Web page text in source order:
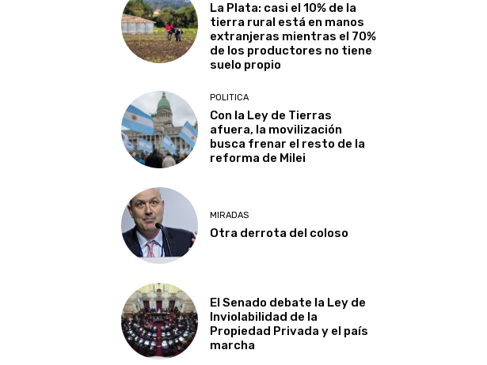
La Plata: casi el 10% de la
tierra rural está en manos
extranjeras mientras el 70%
de los productores no tiene
suelo propio
POLITICA
Con la Ley de Tierras
afuera, la movilización
busca frenar el resto de la
reforma de Milei
MIRADAS
Otra derrota del coloso
El Senado debate la Ley de
Inviolabilidad de la
Propiedad Privada y el país
marcha